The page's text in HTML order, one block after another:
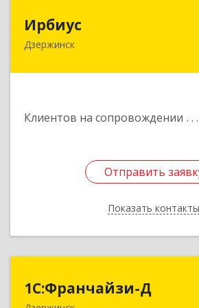
Ирбиус
Дзержинск
Клиентов на сопровождении
Отправить
Показать контакты
606016, Нижегородская
Отправить
Назад
1С:Франчайзи-Д